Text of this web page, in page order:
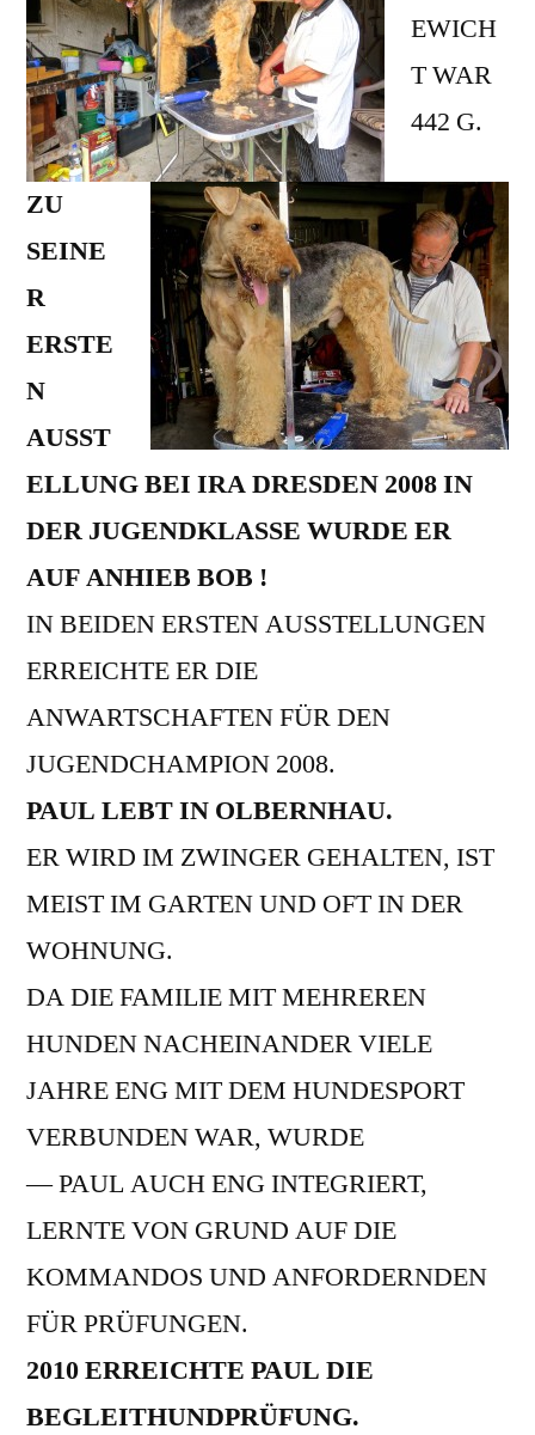
EWICH
T WAR
442 G.
ZU
SEINE
R
ERSTE
N
AUSST
ELLUNG BEI IRA DRESDEN 2008 IN
DER JUGENDKLASSE WURDE ER
AUF ANHIEB BOB !
IN BEIDEN ERSTEN AUSSTELLUNGEN
ERREICHTE ER DIE
ANWARTSCHAFTEN FÜR DEN
JUGENDCHAMPION 2008.
PAUL LEBT IN OLBERNHAU.
ER WIRD IM ZWINGER GEHALTEN, IST
MEIST IM GARTEN UND OFT IN DER
WOHNUNG.
DA DIE FAMILIE MIT MEHREREN
HUNDEN NACHEINANDER VIELE
JAHRE ENG MIT DEM HUNDESPORT
VERBUNDEN WAR, WURDE
— PAUL AUCH ENG INTEGRIERT,
LERNTE VON GRUND AUF DIE
KOMMANDOS UND ANFORDERNDEN
FÜR PRÜFUNGEN.
2010 ERREICHTE PAUL DIE
BEGLEITHUNDPRÜFUNG.